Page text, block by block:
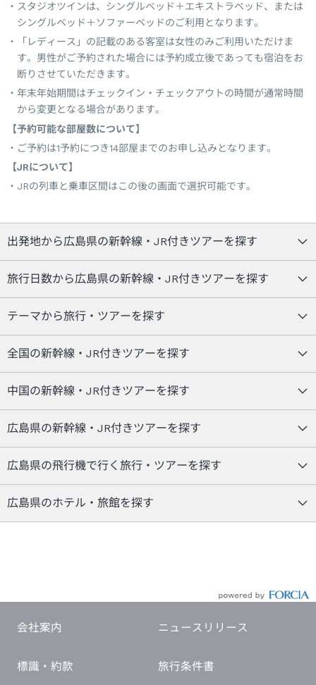
スタジオツインは、シングルベッド＋エキストラベッド、または
シングルベッド＋ソファーベッドのご利用となります。
「レディース」の記載のある客室は女性のみご利用いただけま
す。男性がご予約された場合には予約成立後であっても宿泊をお
断りさせていただきます。
年末年始期間はチェックイン・チェックアウトの時間が通常時間
から変更となる場合があります。
【予約可能な部屋数について】
ご予約は1予約につき14部屋までのお申し込みとなります。
【JRについて】
JRの列車と乗車区間はこの後の画面で選択可能です。
出発地から広島県の新幹線・JR付きツアーを探す
旅行日数から広島県の新幹線・JR付きツアーを探す
テーマから旅行・ツアーを探す
全国の新幹線・JR付きツアーを探す
中国の新幹線・JR付きツアーを探す
広島県の新幹線・JR付きツアーを探す
広島県の飛行機で行く旅行・ツアーを探す
広島県のホテル・旅館を探す
会社案内 ニュースリリース
標識・約款 旅行条件書